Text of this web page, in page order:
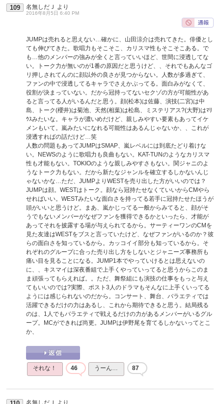
109 名無しだＪ より
2016年8月5日 6:40 PM
JUMPは売れると思えない…確かに、山田涼介は売れてきた。俳優とし
ても伸びてきた。歌唱力もそこそこ、カリスマ性もそこそこある。で
も…他のメンバーの強みが全くと言っていいほど、世間に浸透してな
い。トーク力が無いのが1番の原因だと思うけど、、それでもあんなゴ
リ押しされてんのに顔以外の良さが見つからない。人数が多過ぎて、
ファンの中で浸透してるキャラでさえかぶってる。面白みがなくて、
役割が決まっていない。だから冠持ってないセクゾの方が可能性があ
ると言ってる人がいるんだと思う。顔(松本)は佐藤、演技(二宮)は中
島、トーク(櫻井)は菊池、天然(相葉)は松島、ミステリアス?(大野)はﾏﾘ
ｳｽみたいな。キャラが濃いめだけど、親しみやすい要素もあってイケ
メンもいて。嵐みたいになれる可能性はあるんじゃないか、、これが
浸透すればの話だけど…笑
人数の問題もあってJUMPはSMAP、嵐レベルには到底たどり着けな
い。NEWSのように歌唱力も良曲もない。KAT-TUNのようなカリスマ
性も才能もない。TOKIOのような親しみやすさもない。関ジャニのよ
うなトーク力もない。だから新たなジャンルを確立するしかないんじ
ゃないかな…ただ、JUMPよりWESTを売り出した方がいいのでは？
JUMPは顔。WESTはトーク。顔なら冠持たせなくていいからCMやら
せればいい。WESTみたいな面白さを持ってる若手に冠持たせたほうが
頭がいいと思うけど。まあ、嵐かじってる一般からみてると、顔がそ
うでもないメンバーがなぜファンを獲得できるかといったら、才能が
あってそれを披露する場が与えられてるから。サーティーワンのCMを
見た友達はWESTをブスと言っていたけど、なぜファンがいるのか？彼
らの面白さを知っているから。カッコイイ部分も知っているから。そ
れぞれのグループに合った売り出し方をしないとジャニーズ事務所も
痛い目を見ることになる。JUMP1本でやっていけるとは思えないの
に、、キスマイは深夜番組で上手くやっていってると思うからこのま
ま頑張ってもらえれば。。ただ、舞祭組にも演技の仕事をもっと与え
てもいいのでは?実際、ポスト3人のドラマもそんなに上手くいってる
ようには感じられないのだから。コンサート、舞台、バラエティでは
活躍できるだけの力はあるし、これから期待できると思う。結局残る
のは、1人でもバラエティで戦えるだけの力があるメンバーがいるグル
ープ。MCができれば尚更。JUMPは伊野尾を育てるしかないってとこ
か、
それな！ 46 うーん… 87
名無しだＪ より